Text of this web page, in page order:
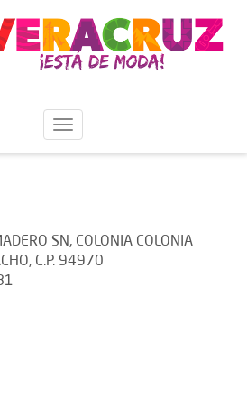
SN, COLONIA COLONIA
C.P. 94970